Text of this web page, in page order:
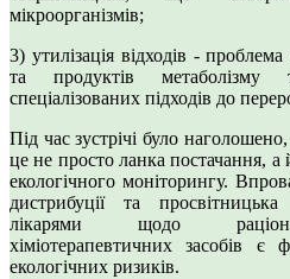
мікроорганізмів;
3) утилізація відходів -
та продуктів
спеціалізованих підходів до
Під час зустрічі було
це не просто ланка постачання,
екологічного моніторингу.
дистрибуції та
лікарями щодо
хіміотерапевтичних засобів
екологічних ризиків.